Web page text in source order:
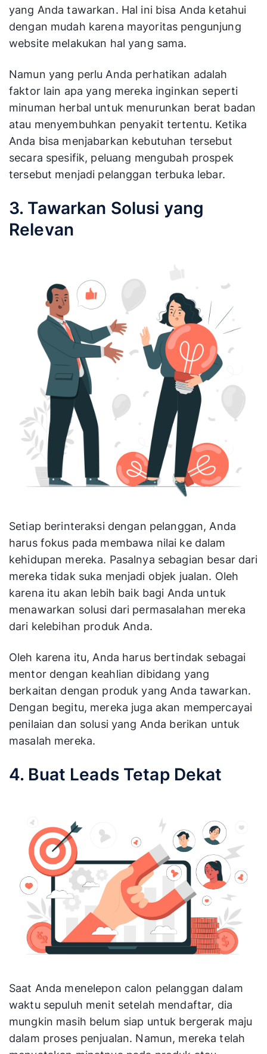
pendekatan yang berbeda setiap kali Anda
mengajukan pertanyaan, saat percakapan
dimulai. Ini adalah cara yang baik untuk
atau kekhawatiran yang mungkin dimiliki calon
pelanggan Anda
Misalnya Anda menjual minuman herbal. Artinya
saat prospek datang mengunjungi situs web
Anda, mereka membutuhkan produk serupa
yang Anda tawarkan. Hal ini bisa Anda ketahui
website melakukan hal yang sama.
Namun yang perlu Anda perhatikan adalah
atau menyembuhkan penyakit tertentu. Ketika
Anda bisa menjabarkan kebutuhan tersebut
secara spesifik, peluang mengubah prospek
tersebut menjadi pelanggan terbuka lebar.
3. Tawarkan Solusi yang
Relevan
Setiap berinteraksi dengan pelanggan, Anda
harus fokus pada membawa nilai ke dalam
kehidupan mereka. Pasalnya sebagian besar dari
mereka tidak suka menjadi objek jualan. Oleh
menawarkan solusi dari permasalahan mereka
Oleh karena itu, Anda harus bertindak sebagai
mentor dengan keahlian dibidang yang
berkaitan dengan produk yang Anda tawarkan.
Dengan begitu, mereka juga akan mempercayai
penilaian dan solusi yang Anda berikan untuk
masalah mereka.
4. Buat Leads Tetap Dekat